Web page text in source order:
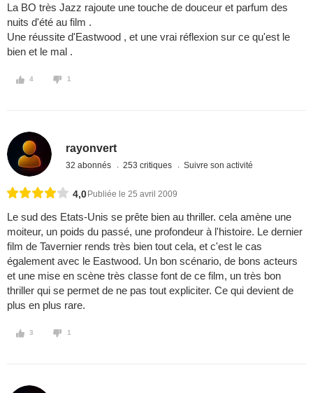
La BO très Jazz rajoute une touche de douceur et parfum des
nuits d'été au film .
Une réussite d'Eastwood , et une vrai réflexion sur ce qu'est le
bien et le mal .
4 1
rayonvert
32 abonnés 253 critiques Suivre son activité
4,0 Publiée le 25 avril 2009
Le sud des Etats-Unis se prête bien au thriller. cela amène une
moiteur, un poids du passé, une profondeur à l'histoire. Le dernier
film de Tavernier rends très bien tout cela, et c'est le cas
également avec le Eastwood. Un bon scénario, de bons acteurs
et une mise en scène très classe font de ce film, un très bon
thriller qui se permet de ne pas tout expliciter. Ce qui devient de
plus en plus rare.
3 1